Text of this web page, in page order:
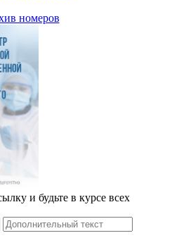
номеров
и будьте в курсе всех